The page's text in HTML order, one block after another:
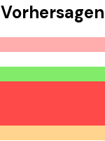
Vorhersagen